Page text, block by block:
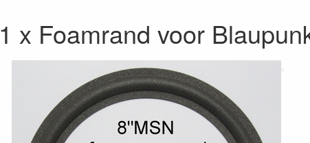
1 x Foamrand voor